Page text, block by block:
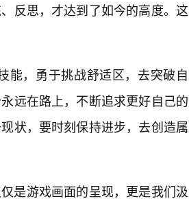
反思，才达到了如今的高度。这
能，勇于挑战舒适区，去突破自
远在路上，不断追求更好自己的
状，要时刻保持进步，去创造属
是游戏画面的呈现，更是我们汲